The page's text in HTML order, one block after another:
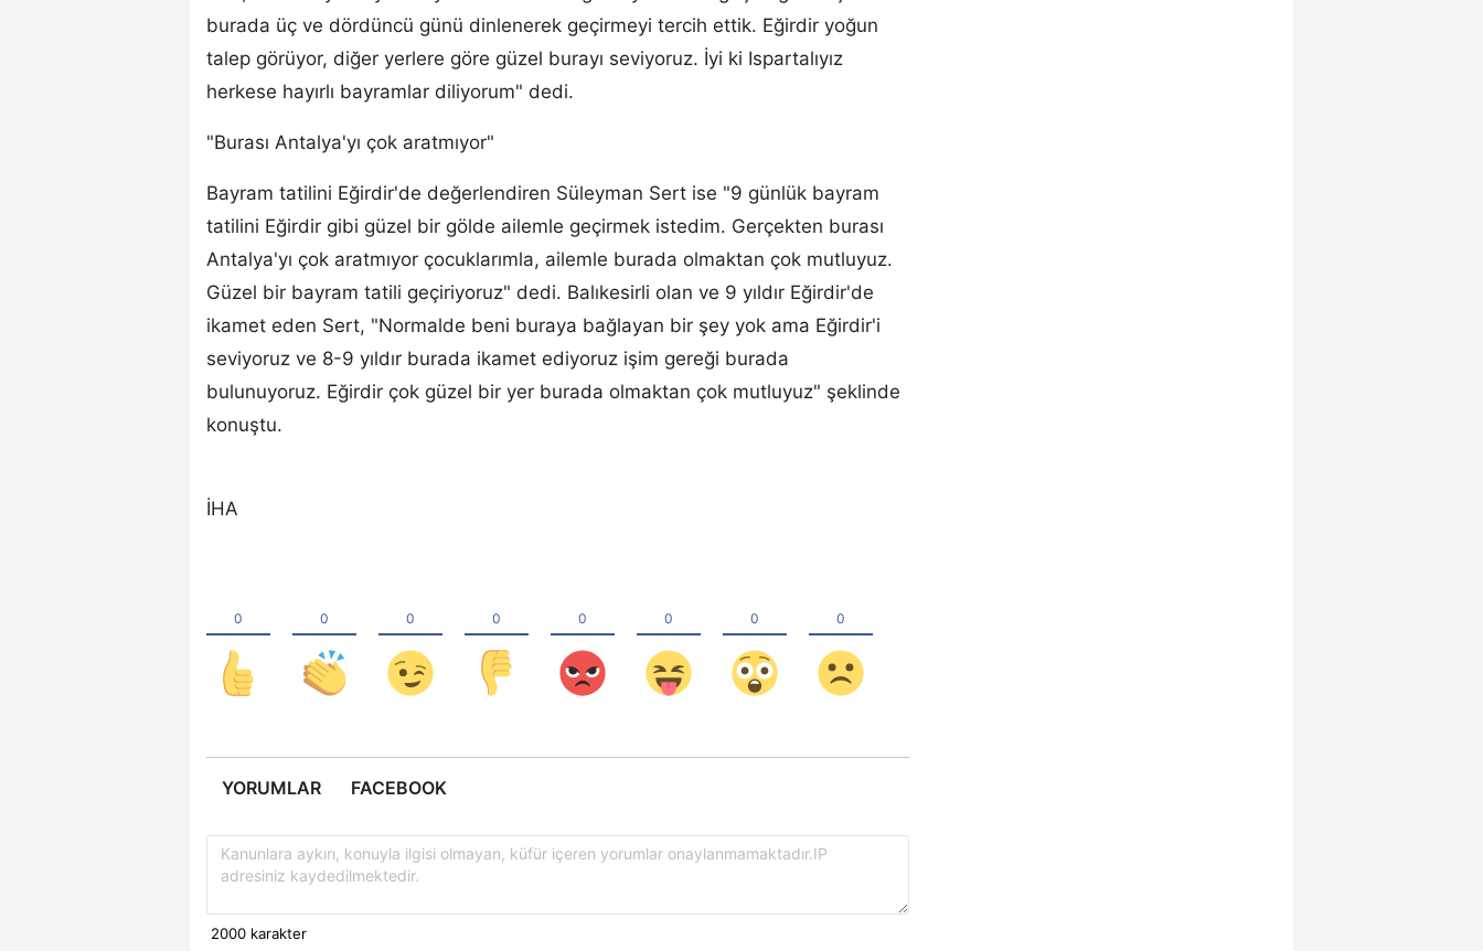
burada üç ve dördüncü günü dinlenerek geçirmeyi tercih ettik. Eğirdir yoğun
talep görüyor, diğer yerlere göre güzel burayı seviyoruz. İyi ki Ispartalıyız
herkese hayırlı bayramlar diliyorum" dedi.
"Burası Antalya'yı çok aratmıyor"
Bayram tatilini Eğirdir'de değerlendiren Süleyman Sert ise "9 günlük bayram
tatilini Eğirdir gibi güzel bir gölde ailemle geçirmek istedim. Gerçekten burası
Antalya'yı çok aratmıyor çocuklarımla, ailemle burada olmaktan çok mutluyuz.
Güzel bir bayram tatili geçiriyoruz" dedi. Balıkesirli olan ve 9 yıldır Eğirdir'de
ikamet eden Sert, "Normalde beni buraya bağlayan bir şey yok ama Eğirdir'i
seviyoruz ve 8-9 yıldır burada ikamet ediyoruz işim gereği burada
bulunuyoruz. Eğirdir çok güzel bir yer burada olmaktan çok mutluyuz" şeklinde
konuştu.
İHA
YORUMLAR FACEBOOK